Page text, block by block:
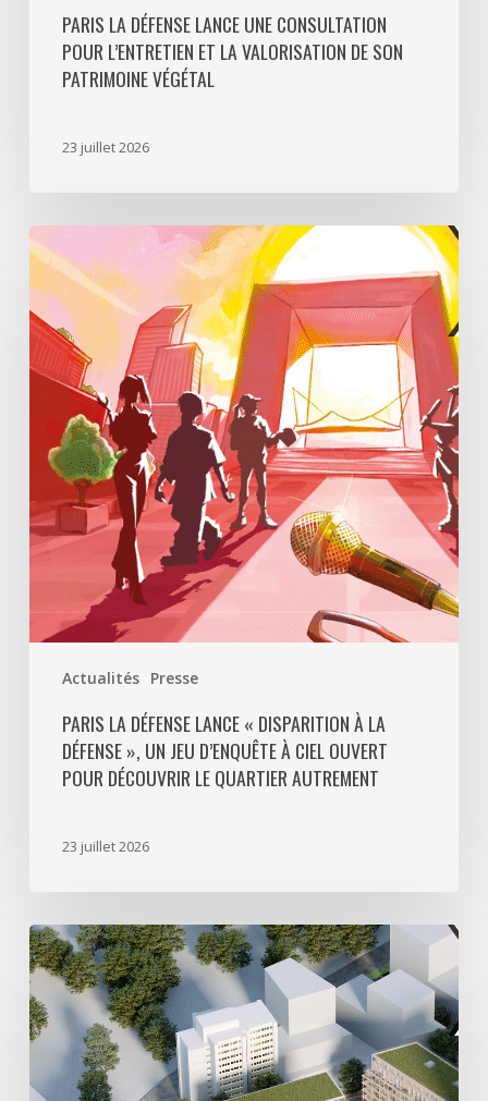
PARIS LA DÉFENSE LANCE UNE CONSULTATION
POUR L’ENTRETIEN ET LA VALORISATION DE SON
PATRIMOINE VÉGÉTAL
23 juillet 2026
Actualités Presse
Paris
La
Défense
lance
«
Disparition
Défense
un
jeu
d’enquête
à
ciel
découvrir
quartier
PARIS LA DÉFENSE LANCE « DISPARITION À LA
DÉFENSE », UN JEU D’ENQUÊTE À CIEL OUVERT
POUR DÉCOUVRIR LE QUARTIER AUTREMENT
23 juillet 2026
Avec
5
actes
signés
pour
créer